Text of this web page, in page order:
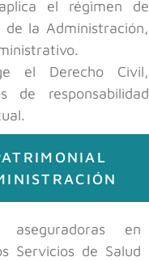
el régimen de
de la Administración,
el Derecho Civil,
de responsabilidad
aseguradoras en
Servicios de Salud